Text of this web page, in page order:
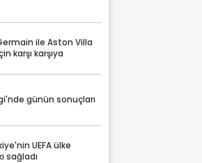
ile Aston Villa
karşı karşıya
günün sonuçları
UEFA ülke
sağladı